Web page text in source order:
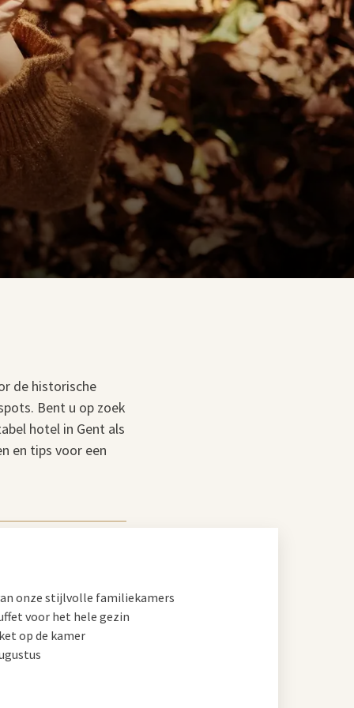
de historische
Bent u op zoek
hotel in Gent als
en tips voor een
onze stijlvolle familiekamers
voor het hele gezin
op de kamer